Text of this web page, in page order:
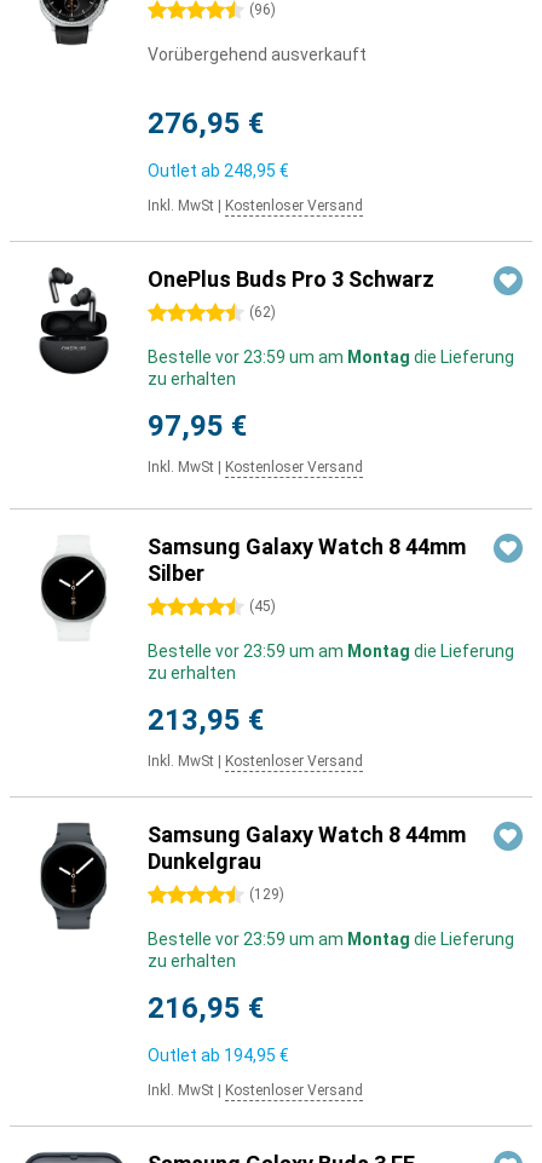
4.5 Sterne (96)
Vorübergehend ausverkauft
276,95 €
Outlet ab 248,95 €
Inkl. MwSt Kostenloser Versand
OnePlus Buds Pro 3 Schwarz
4.5 Sterne (62)
Bestelle vor 23:59 um am Montag die Lieferung
zu erhalten
97,95 €
Inkl. MwSt Kostenloser Versand
Samsung Galaxy Watch 8 44mm
Silber
4.5 Sterne (45)
Bestelle vor 23:59 um am Montag die Lieferung
zu erhalten
213,95 €
Inkl. MwSt Kostenloser Versand
Samsung Galaxy Watch 8 44mm
Dunkelgrau
4.5 Sterne (129)
Bestelle vor 23:59 um am Montag die Lieferung
zu erhalten
216,95 €
Outlet ab 194,95 €
Inkl. MwSt Kostenloser Versand